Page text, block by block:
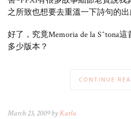
之所致也想要去重溫一下詩句的出
好了，究竟Memoria de la S^tona這
多少版本？
CONTINUE
March 23, 2009 byKarla